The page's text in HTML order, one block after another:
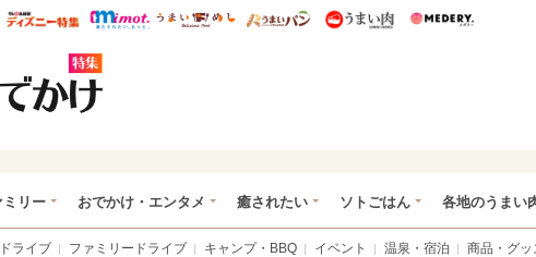
研
ハピママ* ウレぴあ総研 ディズニー特集
mimot. うまいめし うまいパン うまい肉
ミリー おでかけ・エンタメ 癒されたい ソトごはん 各地のうまい
ライブ ファミリードライブ キャンプ・BBQ イベント 温泉・宿泊 商品・グッ